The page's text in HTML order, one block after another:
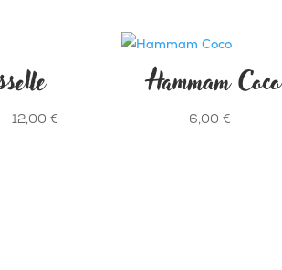
12,00 €Plage
Hammam Coco
6,00 €